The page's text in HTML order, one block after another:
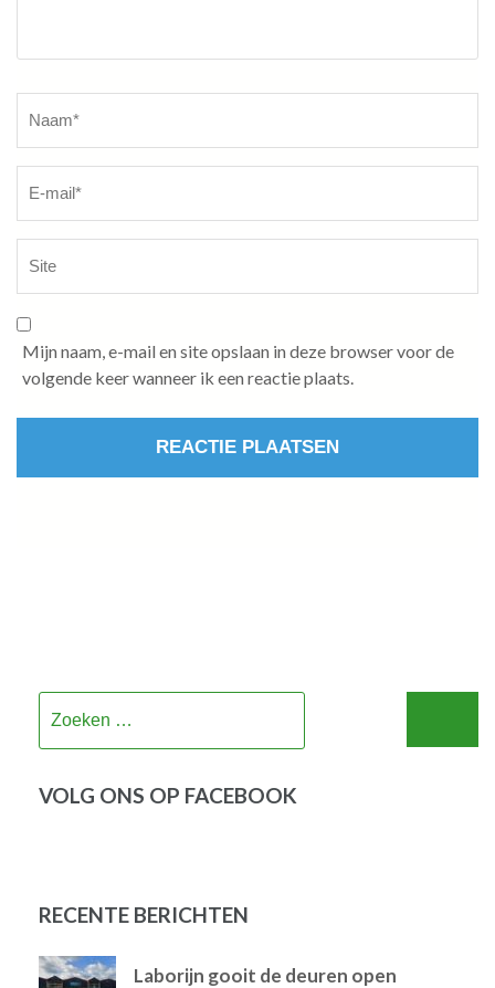
Mijn naam, e-mail en site opslaan in deze browser voor de
volgende keer wanneer ik een reactie plaats.
VOLG ONS OP FACEBOOK
RECENTE BERICHTEN
Laborijn gooit de deuren open